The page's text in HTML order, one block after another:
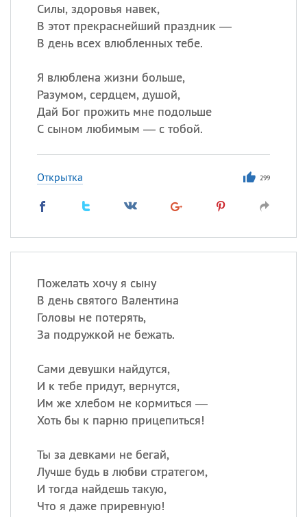
Силы, здоровья навек,
В этот прекраснейший праздник —
В день всех влюбленных тебе.
Я влюблена жизни больше,
Разумом, сердцем, душой,
Дай Бог прожить мне подольше
С сыном любимым — с тобой.
Открытка 299
Пожелать хочу я сыну
В день святого Валентина
Головы не потерять,
За подружкой не бежать.
Сами девушки найдутся,
И к тебе придут, вернутся,
Им же хлебом не кормиться —
Хоть бы к парню прицепиться!
Ты за девками не бегай,
Лучше будь в любви стратегом,
И тогда найдешь такую,
Что я даже приревную!